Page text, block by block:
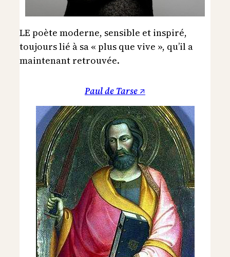
LE poète moderne, sensible et inspiré,
toujours lié à sa « plus que vive », qu’il a
maintenant retrouvée.
Paul de Tarse ↗